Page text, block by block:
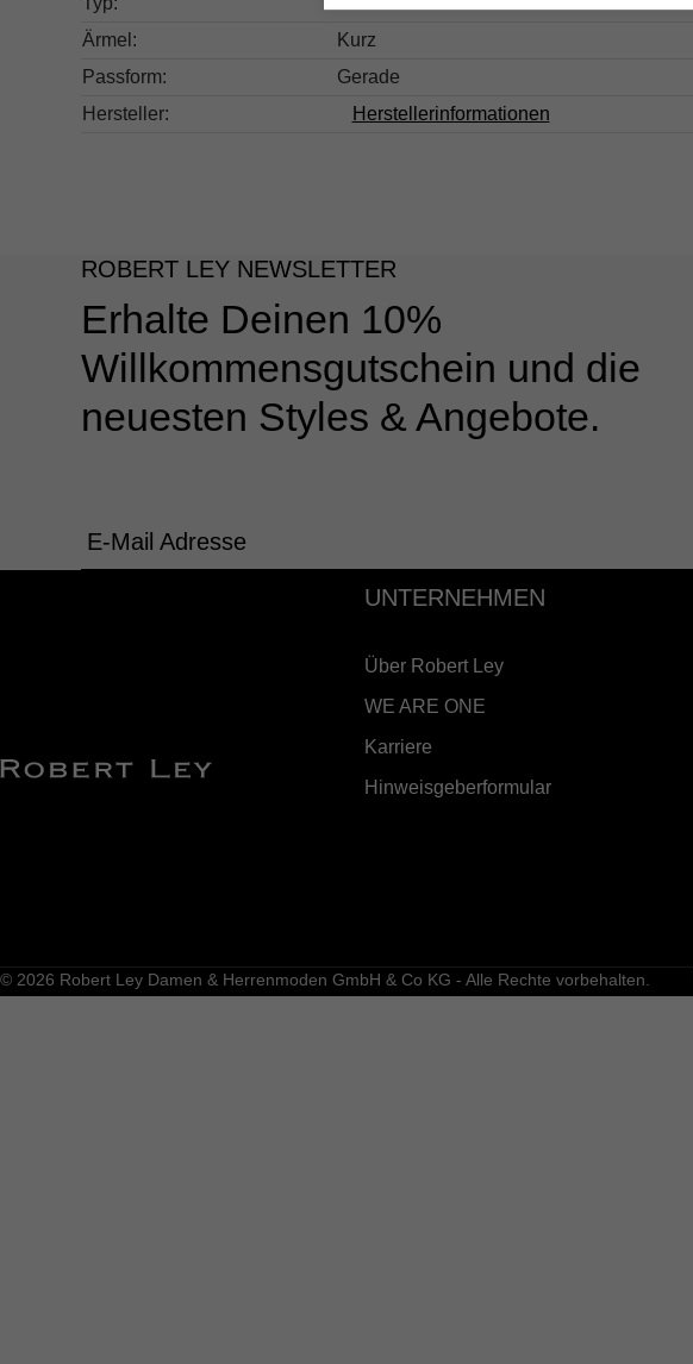
Ärmel:
Kurz
Passform:
Gerade
Hersteller:
Herstellerinformationen
ROBERT LEY NEWSLETTER
Erhalte Deinen 10%
Willkommensgutschein und die
neuesten Styles & Angebote.
E-Mail Adresse
UNTERNEHMEN
Über Robert Ley
WE ARE ONE
Karriere
Hinweisgeberformular
© 2026 Robert Ley Damen & Herrenmoden GmbH & Co KG - Alle Rechte vorbehalten.